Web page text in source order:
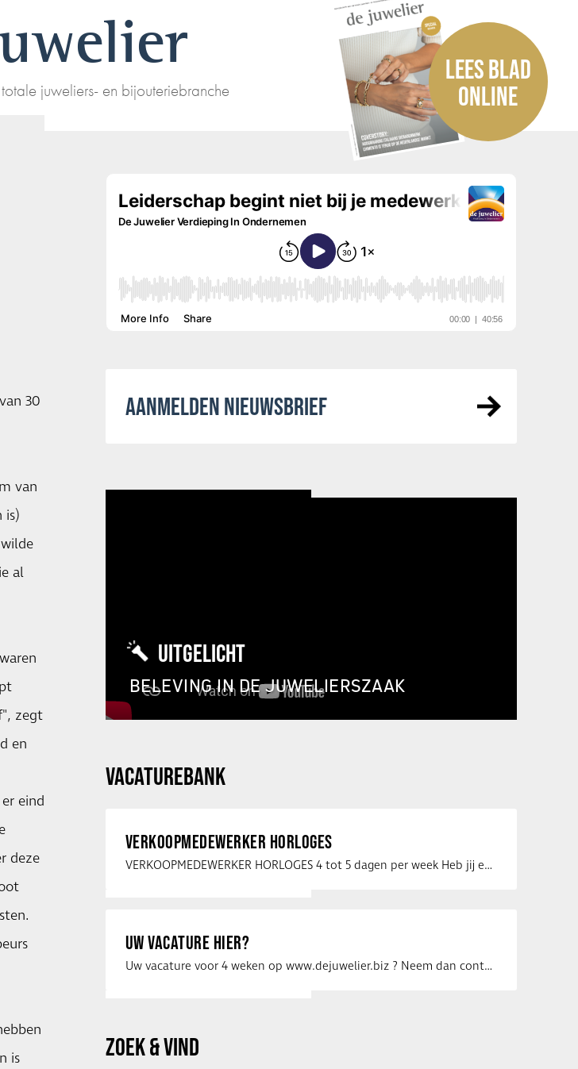
juweliers- en bijouteriebranche
LEES BLAD
ONLINE
30
van
is)
al
zegt
en
eind
deze
is
AANMELDEN NIEUWSBRIEF
UITGELICHT
BELEVING IN DE JUWELIERSZAAK
VACATUREBANK
VERKOOPMEDEWERKER HORLOGES
VERKOOPMEDEWERKER HORLOGES 4 tot 5 dagen per week Heb jij een passie voor …
UW VACATURE HIER?
Uw vacature voor 4 weken op www.dejuwelier.biz ? Neem dan contact op met …
ZOEK & VIND